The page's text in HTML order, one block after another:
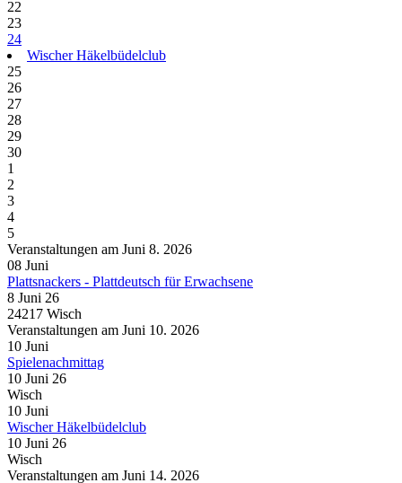
22
23
24
Wischer Häkelbüdelclub
25
26
27
28
29
30
1
2
3
4
5
Veranstaltungen am Juni 8. 2026
08 Juni
Plattsnackers - Plattdeutsch für Erwachsene
8 Juni 26
24217 Wisch
Veranstaltungen am Juni 10. 2026
10 Juni
Spielenachmittag
10 Juni 26
Wisch
10 Juni
Wischer Häkelbüdelclub
10 Juni 26
Wisch
Veranstaltungen am Juni 14. 2026